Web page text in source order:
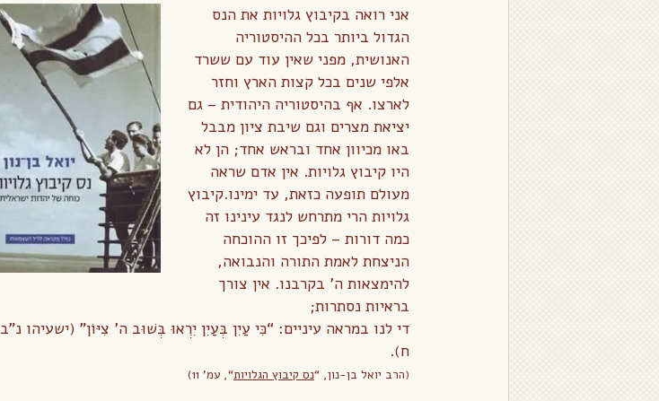
אני רואה בקיבוץ גלויות את הנס
הגדול ביותר בכל ההיסטוריה
האנושית, מפני שאין עוד עם ששרד
אלפי שנים בכל קצות הארץ וחזר
לארצו. אף בהיסטוריה היהודית – גם
יציאת מצרים וגם שיבת ציון מבבל
באו מכיוון אחד ובראש אחד; הן לא
היו קיבוץ גלויות. אין אדם שראה
מעולם תופעה כזאת, עד ימינו.קיבוץ
גלויות הרי מתרחש לנגד עינינו זה
כמה דורות – לפיכך זו ההוכחה
הניצחת לאמת התורה והנבואה,
להימצאות ה’ בקרבנו. אין צורך
בראיות נסתרות;
די לנו במראה עיניים: “כִּי עַיִן בְּעַיִן יִרְאוּ בְּשׁוּב ה’ צִיּוֹן” (ישעיהו נ”ב
ח).
(הרב יואל בן-נון, “נס קיבוץ הגלויות“, עמ’ 11)